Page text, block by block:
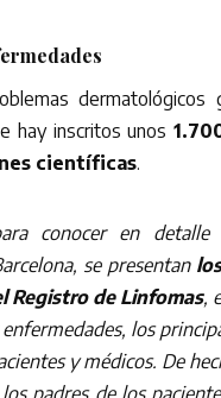
dermatológicos
hay inscritos unos
científicas.
conocer en detalle
se presentan
Registro de Linfomas,
los
y médicos. De